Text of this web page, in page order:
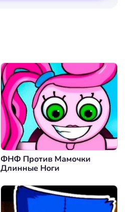
Коментировать
ФНФ Против Мамочки
Длинные Ноги